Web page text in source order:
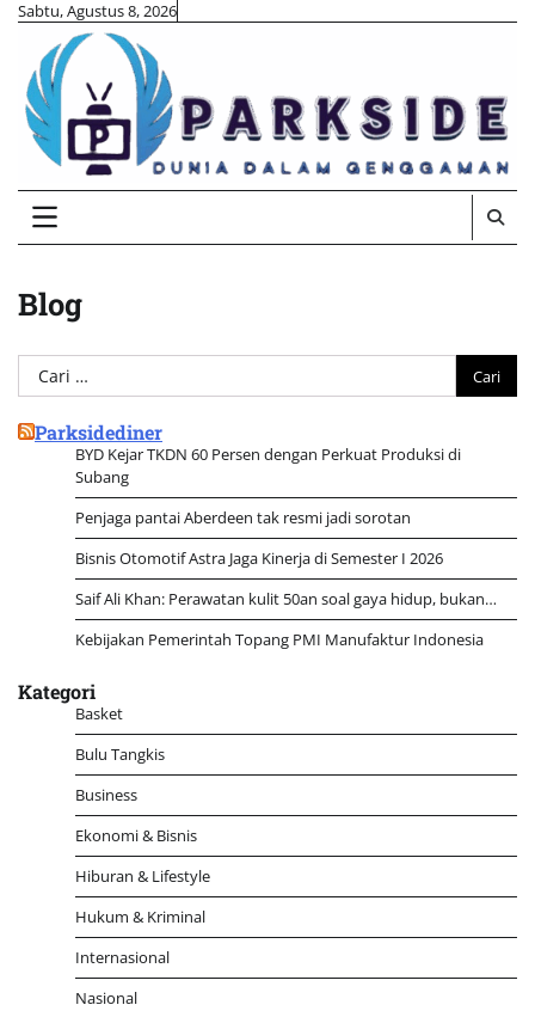
Skip
content
Sabtu, Agustus 8, 2026
Blog
Cari
untuk:
Parksidediner
BYD Kejar TKDN 60 Persen dengan Perkuat Produksi di
Subang
Penjaga pantai Aberdeen tak resmi jadi sorotan
Bisnis Otomotif Astra Jaga Kinerja di Semester I 2026
Saif Ali Khan: Perawatan kulit 50an soal gaya hidup, bukan…
Kebijakan Pemerintah Topang PMI Manufaktur Indonesia
Kategori
Basket
Bulu Tangkis
Business
Ekonomi & Bisnis
Hiburan & Lifestyle
Hukum & Kriminal
Internasional
Nasional